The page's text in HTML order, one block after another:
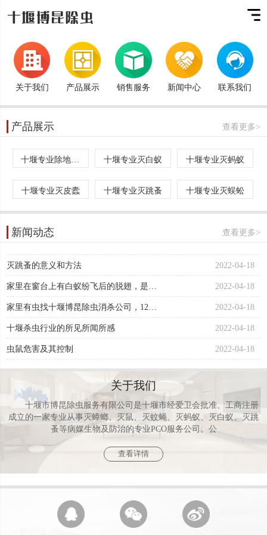
关于我们 产品展示 销售服务 新闻中心 联系我们
产品展示 查看更多>
十堰专业除地板蛀虫 十堰专业灭白蚁 十堰专业灭蚂蚁
十堰专业灭皮蠹 十堰专业灭跳蚤 十堰专业灭蜈蚣
新闻动态 查看更多>
灭跳蚤的意义和方法 2022-04-18
家里在窗台上有白蚁纷飞后的脱翅，是否就有白蚁? 2022-04-18
家里有虫找十堰博昆除虫消杀公司，12年工作经验为您彻底灭除病虫害 2022-04-18
十堰杀虫行业的所见所闻所感 2022-04-18
虫鼠危害及其控制 2022-04-18
关于我们
十堰市博昆除虫服务有限公司是十堰市经爱卫会批准、工商注册
成立的一家专业从事灭蟑螂、灭鼠、灭蚊蝇、灭蚂蚁、灭白蚁、灭跳
蚤等病媒生物及防治的专业PCO服务公司。公
查看详情